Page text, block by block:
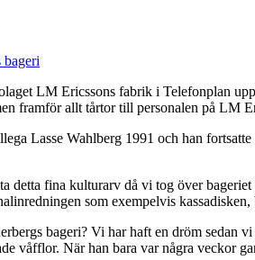
LM Ericssons fabrik i Telefonplan
framför allt tårtor till personalen på LM
Lasse Wahlberg 1991 och han
detta fina kulturarv då vi tog över
som exempelvis
bageri? Vi har haft en dröm sedan
våfflor. När han bara var några veckor